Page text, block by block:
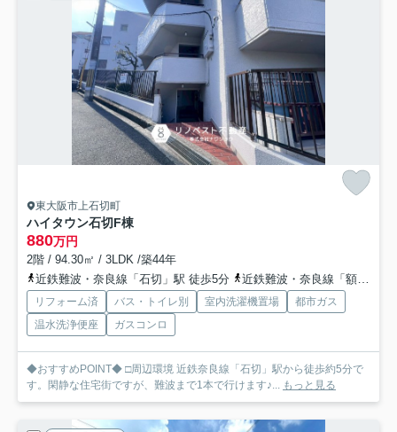
東大阪市上石切町
ハイタウン石切F棟
880万円
2階 / 94.30㎡ / 3LDK /築44年
近鉄難波・奈良線「石切」駅 徒歩5分
近鉄難波・奈良線「額田」駅 徒歩17分
リフォーム済 バス・トイレ別 室内洗濯機置場
都市ガス
温水洗浄便座
ガスコンロ
◆おすすめPOINT◆ □周辺環境 近鉄奈良線「石切」駅から徒歩約5分で
す。閑静な住宅街ですが、難波まで1本で行けます♪...
もっと見る